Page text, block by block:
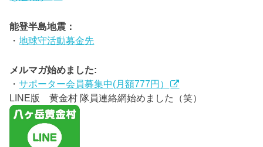
能登半島地震：
・地球守活動募金先
メルマガ始めました:
・サポーター会員募集中(月額777円）
LINE版 黄金村 隊員連絡網始めました（笑）